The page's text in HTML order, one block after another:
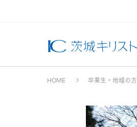
HOME 卒業生・地域の方